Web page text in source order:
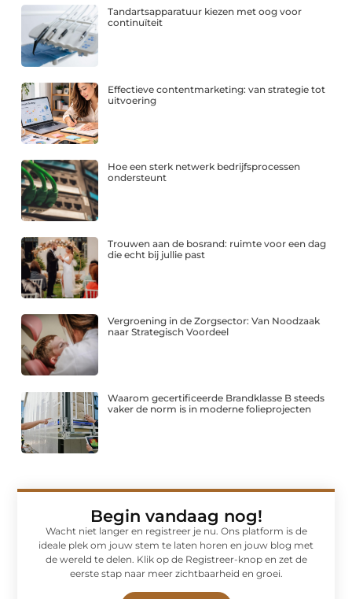
Tandartsapparatuur kiezen met oog voor
continuïteit
Effectieve contentmarketing: van strategie tot
uitvoering
Hoe een sterk netwerk bedrijfsprocessen
ondersteunt
Trouwen aan de bosrand: ruimte voor een dag
die echt bij jullie past
Vergroening in de Zorgsector: Van Noodzaak
naar Strategisch Voordeel
Waarom gecertificeerde Brandklasse B steeds
vaker de norm is in moderne folieprojecten
Begin vandaag nog!
Wacht niet langer en registreer je nu. Ons platform is de
ideale plek om jouw stem te laten horen en jouw blog met
de wereld te delen. Klik op de Registreer-knop en zet de
eerste stap naar meer zichtbaarheid en groei.